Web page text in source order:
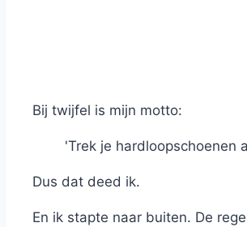
Bij twijfel is mijn motto:
'Trek je hardloopschoenen
Dus dat deed ik.
En ik stapte naar buiten. De